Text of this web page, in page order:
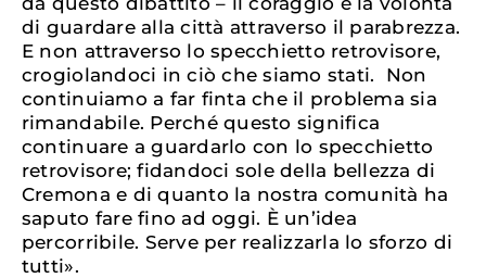
di guardare alla città attraverso il parabrezza.
E non attraverso lo specchietto retrovisore,
crogiolandoci in ciò che siamo stati. Non
continuiamo a far finta che il problema sia
rimandabile. Perché questo significa
continuare a guardarlo con lo specchietto
retrovisore; fidandoci sole della bellezza di
Cremona e di quanto la nostra comunità ha
saputo fare fino ad oggi. È un’idea
percorribile. Serve per realizzarla lo sforzo di
tutti».